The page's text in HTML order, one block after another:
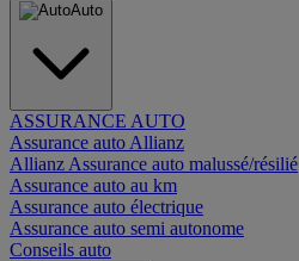
Auto
ASSURANCE AUTO
Assurance auto Allianz
Allianz Assurance auto malussé/résilié
Assurance auto au km
Assurance auto électrique
Assurance auto semi autonome
Conseils auto